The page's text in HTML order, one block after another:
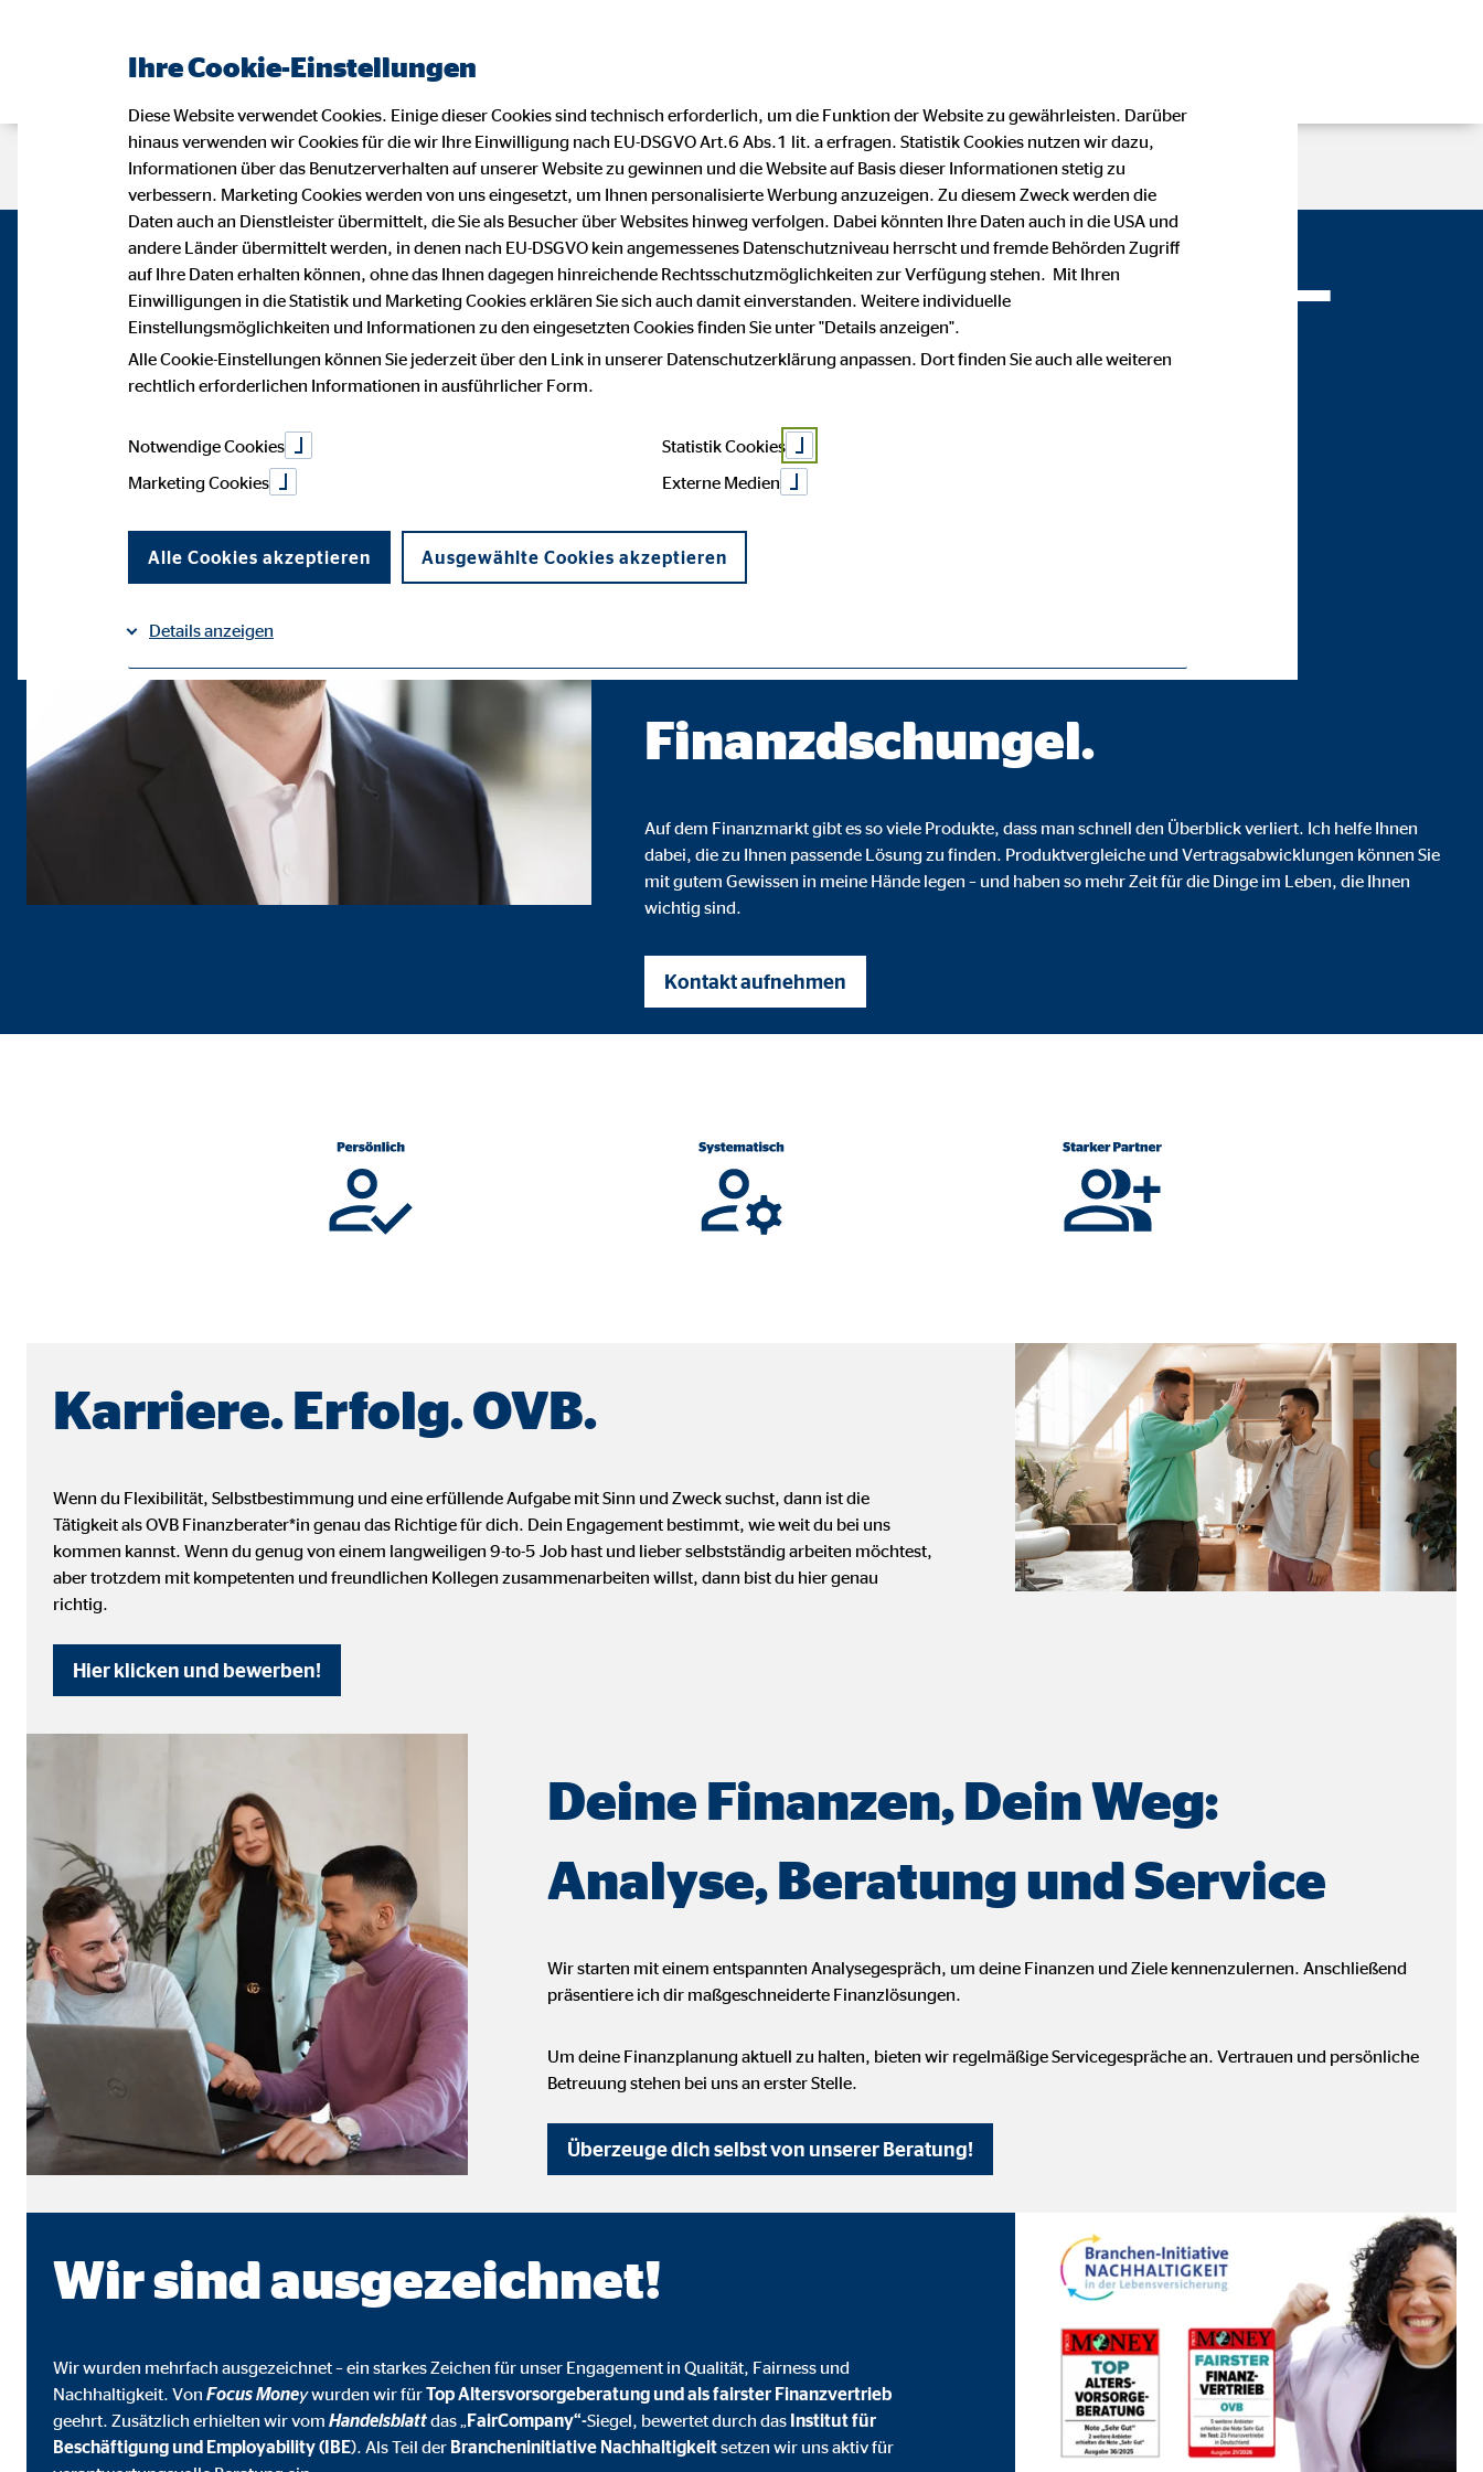
Beraterseite Karriere bei OVB Datenschutz Impressum
Zaretzky Christian —
Plauen
Geschäftsstellenleiter für die OVB Vermögensberatung AG
Ich verschaffe Ihnen den
Durchblick im
Finanzdschungel.
Auf dem Finanzmarkt gibt es so viele Produkte, dass man schnell den Überblick verliert. Ich helfe Ihnen
dabei, die zu Ihnen passende Lösung zu finden. Produktvergleiche und Vertragsabwicklungen können Sie
mit gutem Gewissen in meine Hände legen – und haben so mehr Zeit für die Dinge im Leben, die Ihnen
wichtig sind.
Kontakt aufnehmen
Karriere. Erfolg. OVB.
Wenn du Flexibilität, Selbstbestimmung und eine erfüllende Aufgabe mit Sinn und Zweck suchst, dann ist die
Tätigkeit als OVB Finanzberater*in genau das Richtige für dich. Dein Engagement bestimmt, wie weit du bei uns
kommen kannst. Wenn du genug von einem langweiligen 9-to-5 Job hast und lieber selbstständig arbeiten möchtest,
aber trotzdem mit kompetenten und freundlichen Kollegen zusammenarbeiten willst, dann bist du hier genau
richtig.
Hier klicken und bewerben!
Deine Finanzen, Dein Weg:
Analyse, Beratung und Service
Wir starten mit einem entspannten Analysegespräch, um deine Finanzen und Ziele kennenzulernen. Anschließend
präsentiere ich dir maßgeschneiderte Finanzlösungen.
Um deine Finanzplanung aktuell zu halten, bieten wir regelmäßige Servicegespräche an. Vertrauen und persönliche
Betreuung stehen bei uns an erster Stelle.
Überzeuge dich selbst von unserer Beratung!
Wir sind ausgezeichnet!
Wir wurden mehrfach ausgezeichnet – ein starkes Zeichen für unser Engagement in Qualität, Fairness und
Nachhaltigkeit. Von Focus Moneywurden wir fürTop Altersvorsorgeberatung und als fairster Finanzvertrieb
geehrt. Zusätzlich erhielten wir vom Handelsblattdas „FairCompany“-Siegel, bewertet durch das Institut für
Beschäftigung und Employability (IBE). Als Teil der Brancheninitiative Nachhaltigkeitsetzen wir uns aktiv für
Ihre Cookie-Einstellungen
Diese Website verwendet Cookies. Einige dieser Cookies sind technisch erforderlich, um die Funktion der Website zu gewährleisten. Darüber
hinaus verwenden wir Cookies für die wir Ihre Einwilligung nach EU-DSGVO Art.6 Abs.1 lit. a erfragen. Statistik Cookies nutzen wir dazu,
Informationen über das Benutzerverhalten auf unserer Website zu gewinnen und die Website auf Basis dieser Informationen stetig zu
verbessern. Marketing Cookies werden von uns eingesetzt, um Ihnen personalisierte Werbung anzuzeigen. Zu diesem Zweck werden die
Daten auch an Dienstleister übermittelt, die Sie als Besucher über Websites hinweg verfolgen. Dabei könnten Ihre Daten auch in die USA und
andere Länder übermittelt werden, in denen nach EU-DSGVO kein angemessenes Datenschutzniveau herrscht und fremde Behörden Zugriff
auf Ihre Daten erhalten können, ohne das Ihnen dagegen hinreichende Rechtsschutzmöglichkeiten zur Verfügung stehen. Mit Ihren
Einwilligungen in die Statistik und Marketing Cookies erklären Sie sich auch damit einverstanden. Weitere individuelle
Einstellungsmöglichkeiten und Informationen zu den eingesetzten Cookies finden Sie unter "Details anzeigen".
Alle Cookie-Einstellungen können Sie jederzeit über den Link in unserer Datenschutzerklärung anpassen. Dort finden Sie auch alle weiteren
rechtlich erforderlichen Informationen in ausführlicher Form.
Notwendige Cookies
Statistik Cookies
Marketing Cookies
Externe Medien
Alle Cookies akzeptieren Ausgewählte Cookies akzeptieren
Details anzeigen
Notwendige Cookies
Notwendige Cookies ermöglichen grundlegende Funktionen und sind für die einwandfreie Funktion der Website erforderlich. Die Deaktivierung kann die
Funktion der Webseite einschränken.
Benutzereinstellungen | Empfänger: OVB
fe_typo_user
Speicherung von Benutzereinstellungen
Statistik Cookies erfassen Informationen anonym. Diese Informationen helfen uns zu verstehen, wie unsere Besucher unsere Website nutzen.
Google Analytics | Empfänger: OVB, Google Ireland Ltd.
Name: _ga, _gat_UA-41411249-1, _gid
Anbieter: Google Ireland Ltd.
Zweck: Erhebung von Statistiken zur Website-Nutzung
Marketing Cookies
Marketing Cookies werden eingesetzt, um personalisierte Werbung anzuzeigen. Zu diesem Zweck werden die Daten an Drittanbieter übermittelt, die die
Facebook Pixel | Empfänger: OVB, Facebook Ireland Ltd.
Name:
Anbieter:
Zweck: Verknüpfung mit Benutzerprofilen
Cookie Laufzeit:
Adform | Empfänger: OVB, Adform A/S
Name: uid, C
Anbieter: Adform A/S
Inhalte von Video- und Kartenplattformen werden beim Besuch unserer Webseite standardmäßig blockiert. Durch das Akzeptieren von externen Medien
willigen Sie auch in die mögliche Übermittlung Ihrer Daten an Dienste in datenschutzrechtlich sogenannten Drittländern durch den Anbieter ein.
Google Maps | Empfänger: OVB, Google Ireland Ltd.
Impressum | Datenschutz